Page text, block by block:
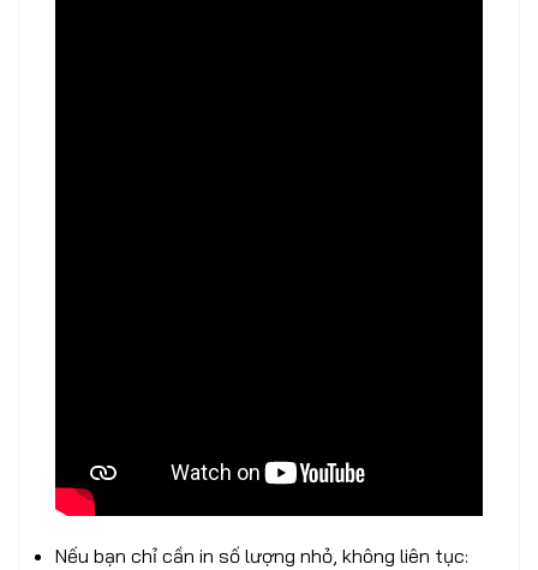
Nếu bạn chỉ cần in số lượng nhỏ, không liên tục: